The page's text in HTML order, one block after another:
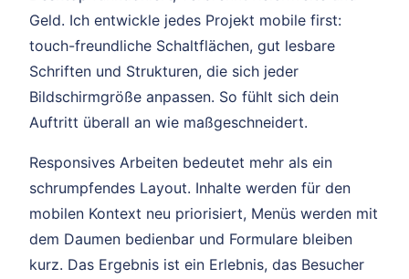
Geld. Ich entwickle jedes Projekt mobile first:
touch-freundliche Schaltflächen, gut lesbare
Schriften und Strukturen, die sich jeder
Bildschirmgröße anpassen. So fühlt sich dein
Auftritt überall an wie maßgeschneidert.
Responsives Arbeiten bedeutet mehr als ein
schrumpfendes Layout. Inhalte werden für den
mobilen Kontext neu priorisiert, Menüs werden mit
dem Daumen bedienbar und Formulare bleiben
kurz. Das Ergebnis ist ein Erlebnis, das Besucher